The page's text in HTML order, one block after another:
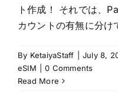
ト作成！ それでは、
カウントの有無に分
By KetaiyaStaff July 8,
eSIM
0 Comments
Read More